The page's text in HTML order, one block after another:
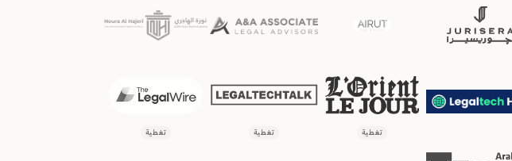
تغطية تغطية تغطية